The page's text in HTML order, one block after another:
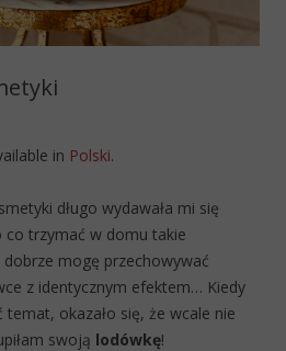
in Polski.
długo wydawała mi się
co trzymać w domu takie
mogę przechowywać
z identycznym efektem… Kiedy
temat, okazało się, że wcale nie
swoją lodówkę!